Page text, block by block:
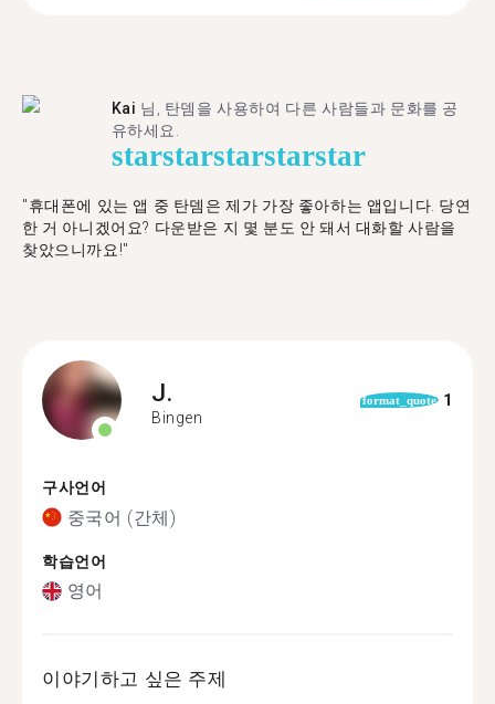
Kai 님, 탄뎀을 사용하여 다른 사람들과 문화를 공
유하세요.
starstarstarstarstar
"휴대폰에 있는 앱 중 탄뎀은 제가 가장 좋아하는 앱입니다. 당연
한 거 아니겠어요? 다운받은 지 몇 분도 안 돼서 대화할 사람을
찾았으니까요!"
J.
Bingen
format_quote 1
구사언어
중국어 (간체)
학습언어
영어
이야기하고 싶은 주제